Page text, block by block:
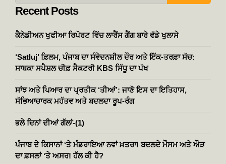
Recent Posts
ਕੈਨੇਡੀਅਨ ਖੁਫੀਆ ਰਿਪੋਰਟ ਵਿੱਚ ਲਾਰੈਂਸ ਗੈਂਗ ਬਾਰੇ ਵੱਡੇ ਖੁਲਾਸੇ
‘Satluj’ ਫ਼ਿਲਮ, ਪੰਜਾਬ ਦਾ ਸੰਵੇਦਨਸ਼ੀਲ ਦੌਰ ਅਤੇ ਇੱਕ-ਤਰਫ਼ਾ ਸੱਚ:
ਸਾਬਕਾ ਸਪੈਸ਼ਲ ਚੀਫ਼ ਸੈਕਟਰੀ KBS ਸਿੱਧੂ ਦਾ ਪੱਖ
ਸਾਂਝ ਅਤੇ ਪਿਆਰ ਦਾ ਪ੍ਰਤੀਕ ‘ਤੀਆਂ’: ਜਾਣੋ ਇਸ ਦਾ ਇਤਿਹਾਸ,
ਸੱਭਿਆਚਾਰਕ ਮਹੱਤਵ ਅਤੇ ਬਦਲਦਾ ਰੂਪ-ਰੰਗ
ਭਲੇ ਦਿਨਾਂ ਦੀਆਂ ਗੱਲਾਂ-(1)
ਪੰਜਾਬ ਦੇ ਕਿਸਾਨਾਂ ‘ਤੇ ਮੰਡਰਾਇਆ ਨਵਾਂ ਖ਼ਤਰਾ! ਬਦਲਦੇ ਮੌਸਮ ਅਤੇ ਔੜ
ਦਾ ਫ਼ਸਲਾਂ ‘ਤੇ ਅਸਰ! ਹੱਲ ਕੀ ਹੈ?